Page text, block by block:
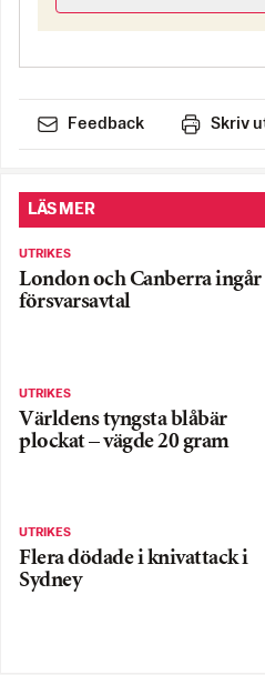
Feedback Skriv
LÄS MER
UTRIKES
London och Canberra ingår
försvarsavtal
UTRIKES
Världens tyngsta blåbär
plockat – vägde 20 gram
UTRIKES
Flera dödade i knivattack i
Sydney